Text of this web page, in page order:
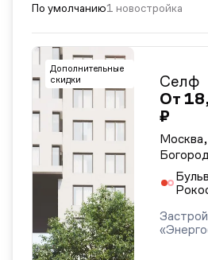
По умолчанию1 новостройка
Дополнительные
скидки
Селф
От
₽